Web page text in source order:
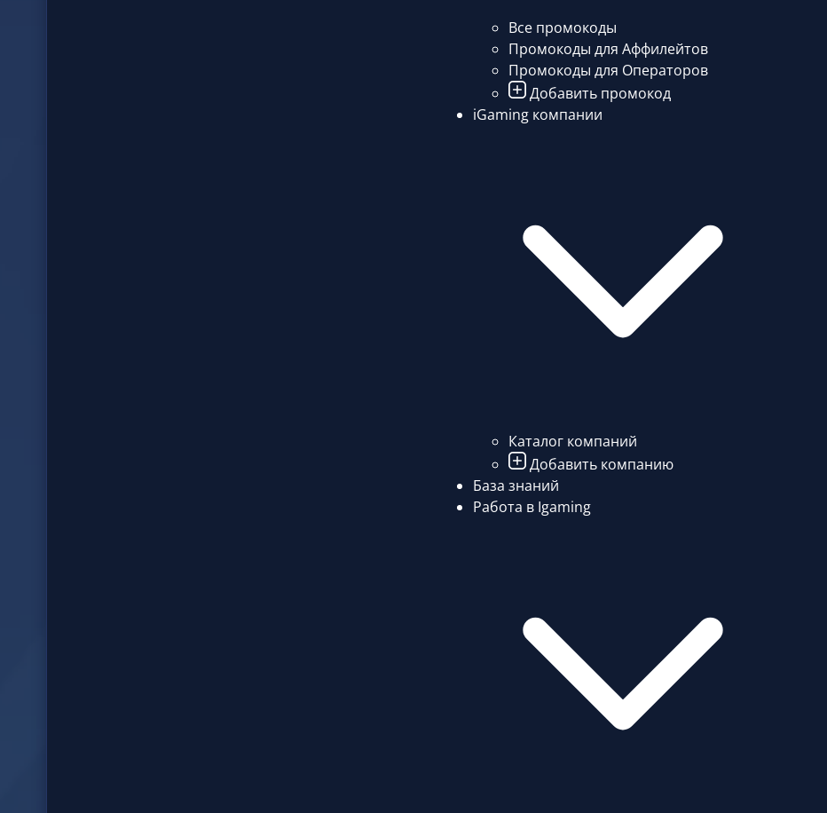
Все промокоды
Промокоды для Аффилейтов
Промокоды для Операторов
Добавить промокод
iGaming компании
Каталог компаний
Добавить компанию
База знаний
Работа в Igaming